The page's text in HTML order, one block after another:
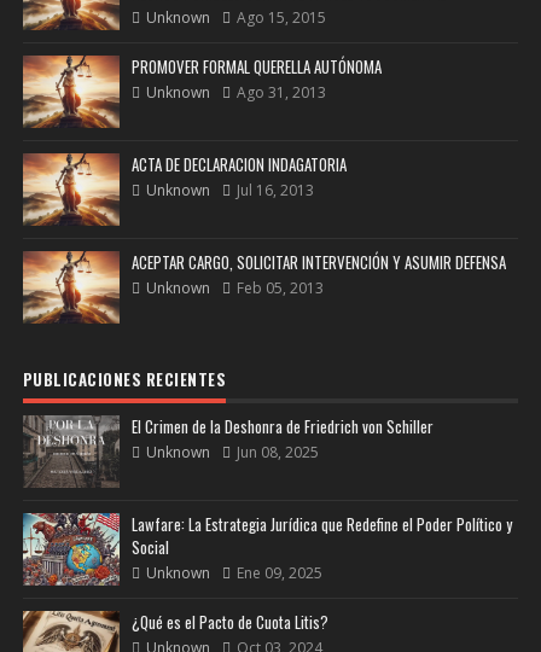
Unknown Ago 15, 2015
PROMOVER FORMAL QUERELLA AUTÓNOMA
Unknown Ago 31, 2013
ACTA DE DECLARACION INDAGATORIA
Unknown Jul 16, 2013
ACEPTAR CARGO, SOLICITAR INTERVENCIÓN Y ASUMIR DEFENSA
Unknown Feb 05, 2013
PUBLICACIONES RECIENTES
El Crimen de la Deshonra de Friedrich von Schiller
Unknown Jun 08, 2025
Lawfare: La Estrategia Jurídica que Redefine el Poder Político y
Social
Unknown Ene 09, 2025
¿Qué es el Pacto de Cuota Litis?
Unknown Oct 03, 2024